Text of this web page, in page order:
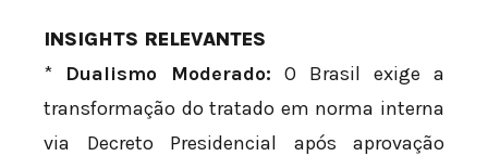
INSIGHTS RELEVANTES
* Dualismo Moderado: O Brasil exige a
transformação do tratado em norma interna
via Decreto Presidencial após aprovação